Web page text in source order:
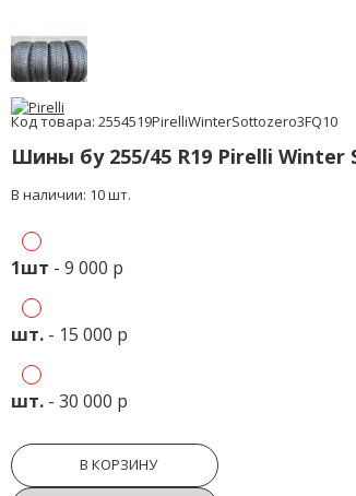
Код товара: 2554519PirelliWinterSottozero3FQ10
Шины бу 255/45 R19 Pirelli Winter
В наличии: 10 шт.
1шт - 9 000 р
шт. - 15 000 р
шт. - 30 000 р
В КОРЗИНУ